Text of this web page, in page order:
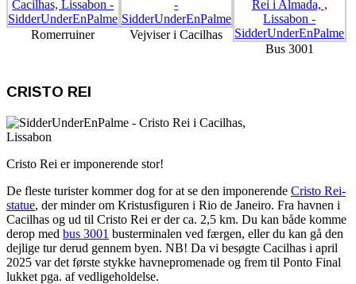
Romerruiner
Vejviser i Cacilhas
Bus 3001
CRISTO REI
Cristo Rei er imponerende stor!
De fleste turister kommer dog for at se den imponerende Cristo Rei-
statue, der minder om Kristusfiguren i Rio de Janeiro. Fra havnen i
Cacilhas og ud til Cristo Rei er der ca. 2,5 km. Du kan både komme
derop med bus 3001 busterminalen ved færgen, eller du kan gå den
dejlige tur derud gennem byen. NB! Da vi besøgte Cacilhas i april
2025 var det første stykke havnepromenade og frem til Ponto Final
lukket pga. af vedligeholdelse.